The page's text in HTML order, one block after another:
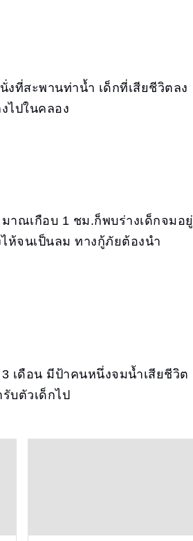
งที่สะพานท่าน้ำ เด็กที่เสียชีวิตลง
ไปในคลอง
าณเกือบ 1 ชม.ก็พบร่างเด็กจมอยู่
ห้จนเป็นลม ทางกู้ภัยต้องนำ
เดือน มีป้าคนหนึ่งจมน้ำเสียชีวิต
บตัวเด็กไป